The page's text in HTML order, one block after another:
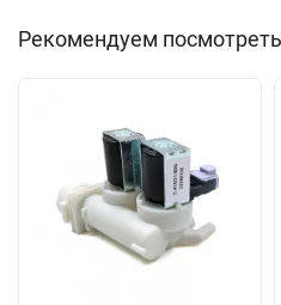
Рекомендуем посмотреть